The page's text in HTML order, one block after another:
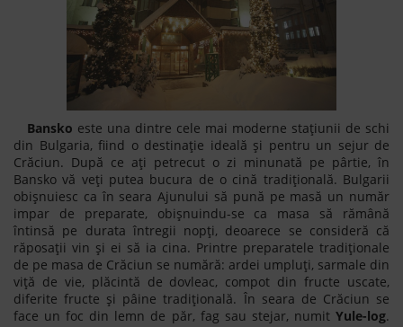
Bansko este una dintre cele mai moderne stațiunii de schi
din Bulgaria, fiind o destinație ideală și pentru un sejur de
Crăciun. După ce ați petrecut o zi minunată pe pârtie, în
Bansko vă veți putea bucura de o cină tradițională. Bulgarii
obișnuiesc ca în seara Ajunului să pună pe masă un număr
impar de preparate, obișnuindu-se ca masa să rămână
întinsă pe durata întregii nopți, deoarece se consideră că
răposații vin și ei să ia cina. Printre preparatele tradiționale
de pe masa de Crăciun se numără: ardei umpluți, sarmale din
viță de vie, plăcintă de dovleac, compot din fructe uscate,
diferite fructe și pâine tradițională. În seara de Crăciun se
face un foc din lemn de păr, fag sau stejar, numit Yule-log.